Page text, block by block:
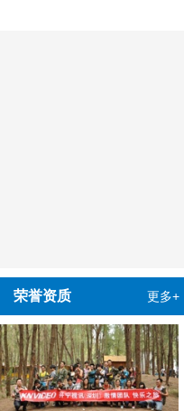
荣誉资质 更多+